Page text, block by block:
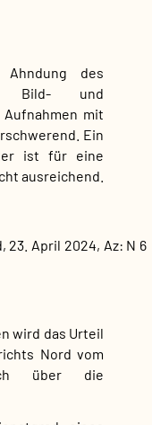
Ahndung des
Bild- und
mit
Ein
ist für eine
ausreichend.
April 2024, Az: N 6
wird das Urteil
Nord vom
über die